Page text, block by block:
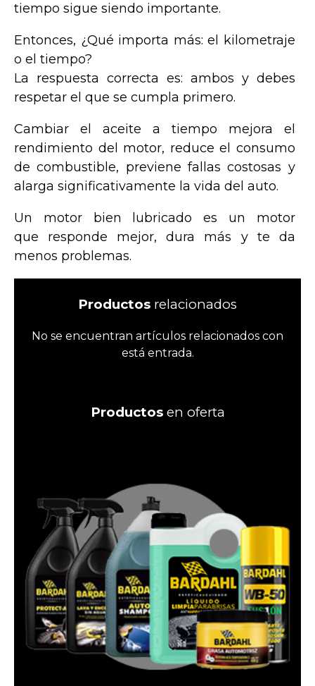
tiempo sigue siendo importante.
Entonces, ¿Qué importa más: el kilometraje
o el tiempo?
La respuesta correcta es: ambos y debes
respetar el que se cumpla primero.
Cambiar el aceite a tiempo mejora el
rendimiento del motor, reduce el consumo
de combustible, previene fallas costosas y
alarga significativamente la vida del auto.
Un motor bien lubricado es un motor
que responde mejor, dura más y te da
menos problemas.
Productos relacionados
No se encuentran artículos relacionados con
está entrada.
Productosen oferta